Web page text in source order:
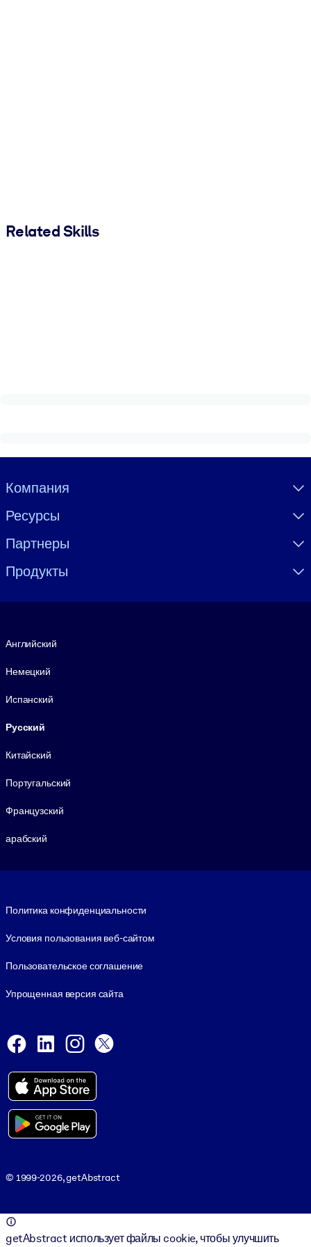
Related Skills
Visually hidden Text
Компания
Ресурсы
Партнеры
Продукты
Английский
Немецкий
Испанский
Русский
Китайский
Португальский
Французский
арабский
Политика конфиденциальности
Условия пользования веб-сайтом
Пользовательское соглашение
Упрощенная версия сайта
Facebook
LinkedInInstagram
© 1999-2026, getAbstract
getAbstract использует файлы cookie, чтобы улучшить